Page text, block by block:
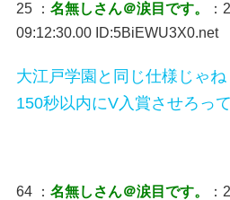
25 ： 名無しさん＠涙目です。
09:12:30.00 ID:5BiEWU3X0.net
大江戸学園と同じ仕様じゃね
150秒以内にV入賞させろっ
64 ： 名無しさん＠涙目です。